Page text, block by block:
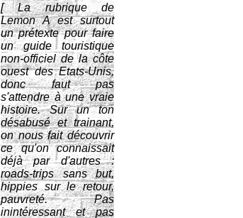
[ La rubrique de
Lemon A est surtout
un prétexte pour faire
un guide touristique
non-officiel de la côte
ouest des Etats-Unis,
donc faut pas
s'attendre à une vraie
histoire. Sur un ton
désabusé et trainant,
on nous fait découvrir
ce qu'on connaissait
déjà par d'autres :
roads-trips sans but,
hippies sur le retour,
pauvreté. Pas
inintéressant et pas